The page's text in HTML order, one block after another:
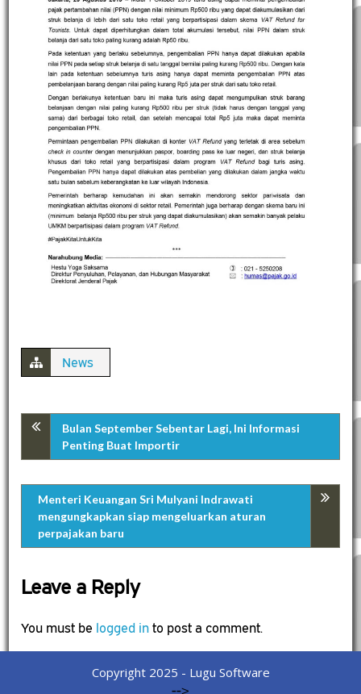
News
Bulan September Sebentar Lagi, Ini Informasi
Penting Buat Importir
Menteri Keuangan Sri Mulyani Indrawati
mengungkapkan siap mengeluarkan aturan
perpajakan baru
Leave a Reply
You must be logged in to post a comment.
Copyright 2025 - Lugu Software